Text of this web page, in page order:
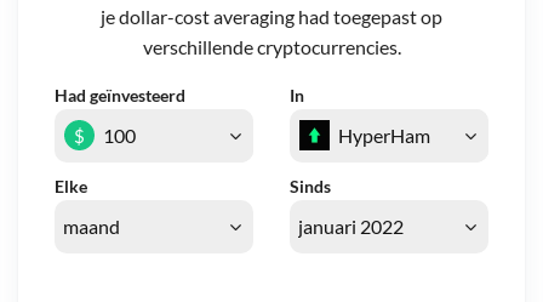
je dollar-cost averaging had toegepast op
verschillende cryptocurrencies.
Had geïnvesteerd In
Elke Sinds
$